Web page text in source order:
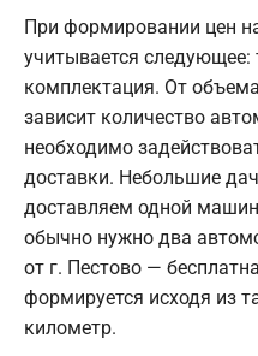
При формировании цен
учитывается следующее:
комплектация. От
зависит количество
необходимо
доставки. Небольшие
доставляем одной
обычно нужно два
от г. Пестово —
формируется исходя из
километр.